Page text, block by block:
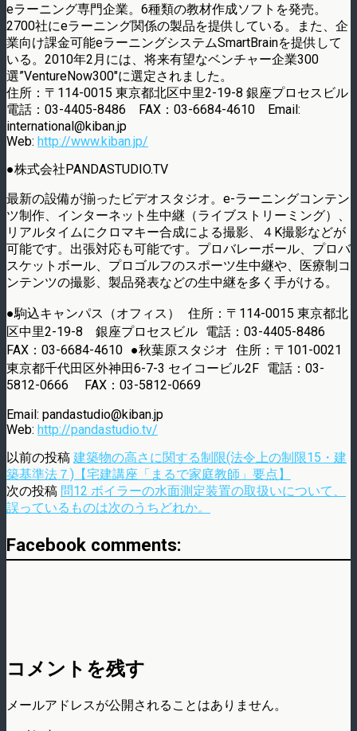
eラーニング専門企業。6種類の教材作成ソフトを発売。
2700社にeラーニング関係の製品を提供している。また、企
業向け課金可能eラーニングシステムSmartBrainを提供して
いる。2010年2月には、将来有望なベンチャー企業300
選”VentureNow300″に選定されました。
住所：〒114-0015 東京都北区中里2-19-8 銀座プロセスビル
電話：03-4405-8486 FAX：03-6684-4610 Email:
international@kiban.jp
Web: http://www.kiban.jp/
●株式会社PANDASTUDIO.TV
最新の設備が揃ったビデオスタジオ。e-ラーニングコンテン
ツ制作、インターネット生中継（ライブストリーミング）、
リアルタイムにクロマキー合成による撮影、４K撮影などが
可能です。出張対応も可能です。プロバレーボール、プロバ
スケットボール、プロゴルフのスポーツ生中継や、医療制コ
ンテンツの撮影、製品発表などの生中継を多く手がける。
●駒込キャンパス（オフィス） 住所：〒114-0015 東京都北
区中里2-19-8 銀座プロセスビル 電話：03-4405-8486
FAX：03-6684-4610 ●秋葉原スタジオ 住所：〒101-0021
東京都千代田区外神田6-7-3 セイコービル2F 電話：03-
5812-0666 FAX：03-5812-0669
Email: pandastudio@kiban.jp
Web: http://pandastudio.tv/
以前の投稿 建築物の高さに関する制限(法令上の制限15・建
築基準法７)【宅建講座「まるで家庭教師」要点】
次の投稿 問12 ボイラーの水面測定装置の取扱いについて、
誤っているものは次のうちどれか。
Facebook comments:
コメントを残す
メールアドレスが公開されることはありません。